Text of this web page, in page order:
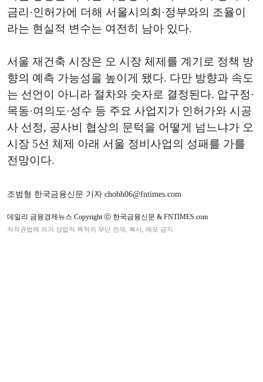
금리·인허가에 더해 서울시의회·정부와의 조율이
라는 현실적 변수는 여전히 남아 있다.
서울 재건축 시장은 오 시장 체제를 계기로 정책 방
향의 예측 가능성을 높이게 됐다. 다만 방향과 속도
는 선언이 아니라 절차와 숫자로 결정된다. 압구정·
목동·여의도·성수 등 주요 사업지가 인허가와 시공
사 선정, 공사비 협상의 문턱을 어떻게 넘느냐가 오
시장 5선 체제 아래 서울 정비사업의 성패를 가를
전망이다.
조범형 한국금융신문 기자 chobh06@fntimes.com
데일리 금융경제뉴스 Copyright ⓒ 한국금융신문 & FNTIMES.com
저작권법에 의거 상업적 목적의 무단 전재, 복사, 배포 금지